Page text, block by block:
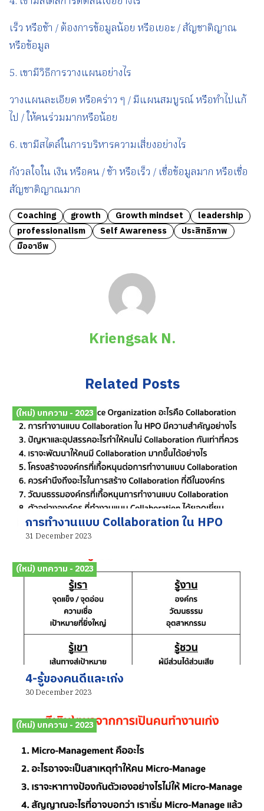
เร็ว หรือช้า / ต้องการข้อมูลน้อย หรือเยอะ / สัญชาติญาณ
หรือข้อมูล
5. เขามีวิธีการวางแผนอย่างไร
วางแผนละเอียด หรือคร่าว ๆ / มีแผนสมบูรณ์ หรือทำไปแก้
ไป / ให้คนร่วมมากหรือน้อย
6. เขามีสไตล์ในการบริหารความเสี่ยงอย่างไร
กังวลใจใน เงิน หรือคน / ช้า หรือเร็ว / เชื่อข้อมูลมาก หรือเชื่อ
สัญชาติญาณมาก
Coaching growth Growth mindset
leadership
professionalism
Self Awareness
ประสิทธิภาพ
มืออาชีพ
Kriengsak N.
Related Posts
(ใหม่) บทความ - 2023
การทำงานแบบ Collaboration ใน HPO
31 December 2023
(ใหม่) บทความ - 2023
4-รู้ของคนดีและเก่ง
30 December 2023
(ใหม่) บทความ - 2023